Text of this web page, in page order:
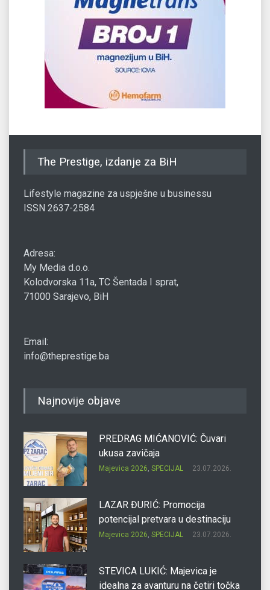
The Prestige, izdanje za BiH
Lifestyle magazine za uspješne u businessu
ISSN 2637-2584
Adresa:
My Media d.o.o.
Kolodvorska 11a, TC Šentada I sprat,
71000 Sarajevo, BiH
Email:
info@theprestige.ba
Najnovije objave
PREDRAG MIĆANOVIĆ: Čuvari
ukusa zavičaja
Majevica 2026, SPECIJAL 23.07.2026.
LAZAR ĐURIĆ: Promocija
potencijal pretvara u destinaciju
Majevica 2026, SPECIJAL 23.07.2026.
STEVICA LUKIĆ: Majevica je
idealna za avanturu na četiri točka